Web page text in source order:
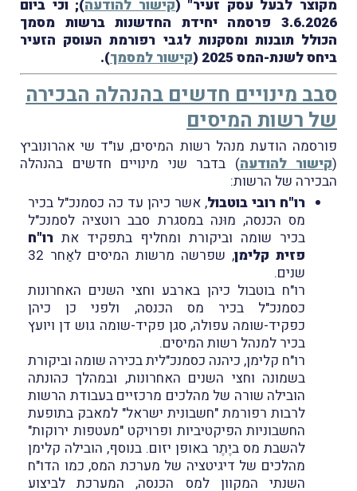
מקוצר לבעל עסק זעיר" (קישור להודעה); וכי ביום
3.6.2026 פרסמה יחידת החדשנות ברשות מסמך
הכולל תובנות ומסקנות לגבי רפורמת העוסק הזעיר
ביחס לשנת-המס 2025 (
קישור למסמך).
סבב מינויים חדשים בהנהלה הבכירה
של רשות המיסים
פורסמה הודעת מנהל רשות המיסים, עו"ד שי אהרונוביץ
(קישור להודעה) בדבר שני מינויים חדשים בהנהלה
הבכירה של הרשות:
רו"ח רובי בוטבול, אשר כיהן עד כה כסמנכ"ל בכיר
מס הכנסה, מוּנה במסגרת סבב רוטציה לסמנכ"ל
בכיר שומה וביקורת ומחליף בתפקיד את רו"ח
פזית קלימן
, שפרשה מרשות המיסים לאַחר 32
שנים.
רו"ח בוטבול כיהן בארבע וחצי השנים האחרונות
כסמנכ"ל בכיר מס הכנסה, ולפני כן כיהן
כפקיד-שומה עפולה, סגן פקיד-שומה גוש דן ויועץ
בכיר למנהל רשות המיסים.
רו"ח קלימן, כיהנה כסמנכ"לית בכירה שומה וביקורת
בשמונה וחצי השנים האחרונות, ובמהלך כהונתה
הובילה שורה של מהלכים מרכזיים בעבודת הרשות
לרבות רפורמת "חשבונית ישראל" למאבק בתופעת
החשבוניות הפיקטיביות ופרויקט "מעטפות ירוקות"
להשבת מס ביֶתֶר באופן יזום. בנוסף, הובילה קלימן
מהלכים של דיגיטציה של מערכת המס, כמו הדו"ח
השנתי המקוון למס הכנסה, המערכת לביצוע